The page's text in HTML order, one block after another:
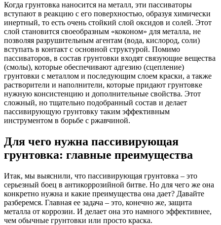
Когда грунтовка наносится на металл, эти пассиваторы
вступают в реакцию с его поверхностью, образуя химически
инертный, то есть очень стойкий слой оксидов и солей. Этот
слой становится своеобразным «коконом» для металла, не
позволяя разрушительным агентам (вода, кислород, соли)
вступать в контакт с основной структурой. Помимо
пассиваторов, в состав грунтовки входят связующие вещества
(смолы), которые обеспечивают адгезию (сцепление)
грунтовки с металлом и последующим слоем краски, а также
растворители и наполнители, которые придают грунтовке
нужную консистенцию и дополнительные свойства. Этот
сложный, но тщательно подобранный состав и делает
пассивирующую грунтовку таким эффективным
инструментом в борьбе с ржавчиной.
Для чего нужна пассивирующая
грунтовка: главные преимущества
Итак, мы выяснили, что пассивирующая грунтовка – это
серьезный боец в антикоррозийной битве. Но для чего же она
конкретно нужна и какие преимущества она дает? Давайте
разберемся. Главная ее задача – это, конечно же, защита
металла от коррозии. И делает она это намного эффективнее,
чем обычные грунтовки или просто краска.